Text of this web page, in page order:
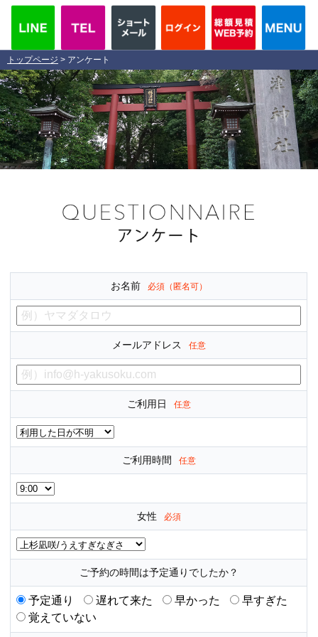
トップページ > アンケート
お名前 必須（匿名可）
メールアドレス 任意
ご利用日 任意
ご利用時間 任意
女性 必須
ご予約の時間は予定通りでしたか？
予定通り 遅れて来た 早かった
早すぎた
覚えていない